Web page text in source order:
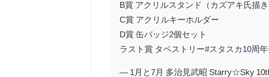
B賞 アクリルスタンド（カズアキ氏描き
C賞 アクリルキーホルダー
D賞 缶バッジ2個セット
ラスト賞 タペストリー#スタスカ10周
— 1月と7月 多治見武昭 Starry☆Sky